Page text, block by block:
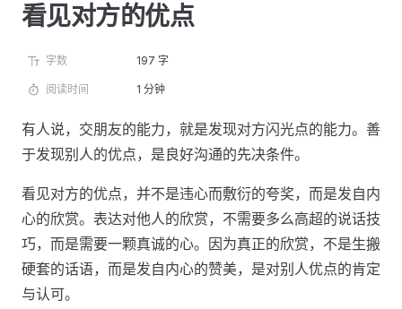
看见对方的优点
字数 197 字
阅读时间 1 分钟
有人说，交朋友的能力，就是发现对方闪光点的能力。善
于发现别人的优点，是良好沟通的先决条件。
看见对方的优点，并不是违心而敷衍的夸奖，而是发自内
心的欣赏。表达对他人的欣赏，不需要多么高超的说话技
巧，而是需要一颗真诚的心。因为真正的欣赏，不是生搬
硬套的话语，而是发自内心的赞美，是对别人优点的肯定
与认可。